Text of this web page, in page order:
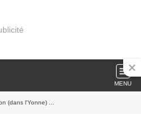
MENU
(dans l'Yonne) ...